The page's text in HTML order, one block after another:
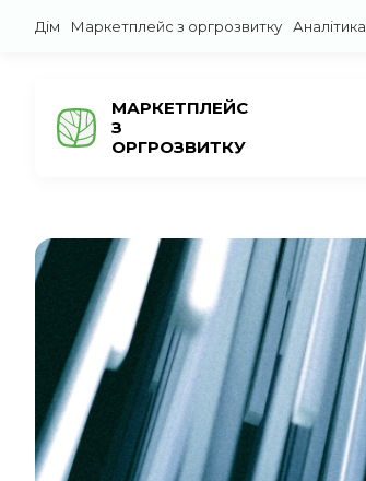
Дім Маркетплейс з оргрозвитку Аналітика
МАРКЕТПЛЕЙС
З
ОРГРОЗВИТКУ